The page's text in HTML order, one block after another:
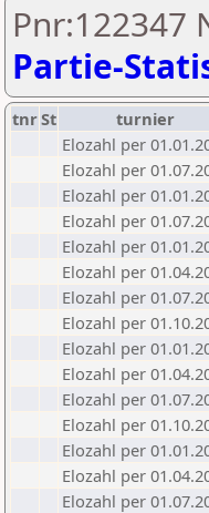
Pnr:122347
Partie-
tnrSt turnier
Elozahl per
Elozahl per
Elozahl per
Elozahl per
Elozahl per
Elozahl per
Elozahl per
Elozahl per
Elozahl per
Elozahl per
Elozahl per
Elozahl per
Elozahl per
Elozahl per
Elozahl per